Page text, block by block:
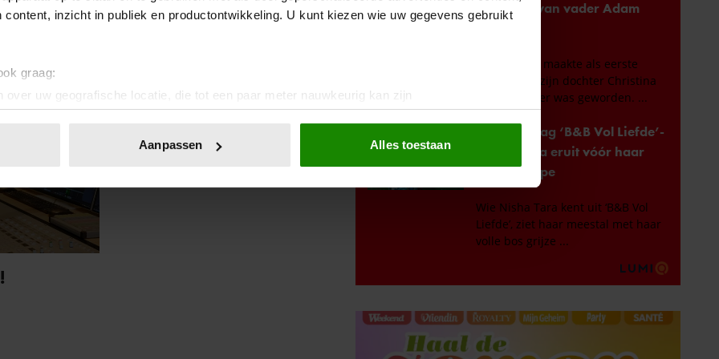
content, inzicht in publiek en productontwikkeling. U kunt kiezen wie uw gegevens gebruikt
graag:
over uw geografische locatie, die tot een paar meter nauwkeurig kan zijn
door het actief te scannen op specifieke eigenschappen (fingerprinting)
of intrekken in de Cookieverklaring.
en advertenties te personaliseren, om functies voor social media te bieden en om ons
Ook delen we informatie over uw gebruik van onze site met onze partners voor social
Deze partners kunnen deze gegevens combineren met andere informatie die u aan ze heeft
op basis van uw gebruik van hun services. U gaat akkoord met onze cookies als u
Aanpassen Alles toestaan